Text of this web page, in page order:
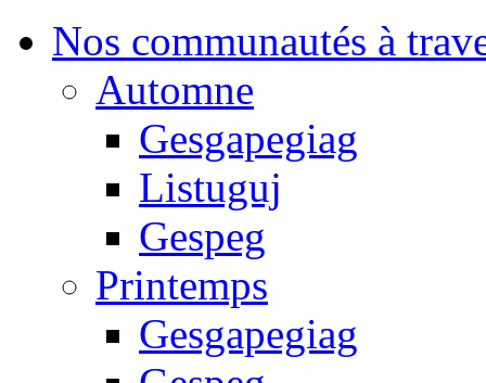
Nos communautés à
Automne
Gesgapegiag
Listuguj
Gespeg
Printemps
Gesgapegiag